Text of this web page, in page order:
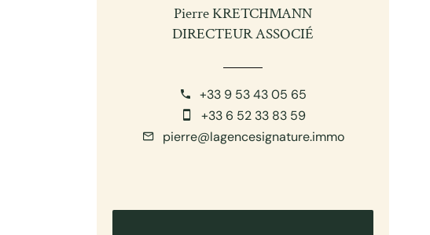
Pierre KRETCHMANN
DIRECTEUR ASSOCIÉ
+33 9 53 43 05 65
+33 6 52 33 83 59
pierre@lagencesignature.immo